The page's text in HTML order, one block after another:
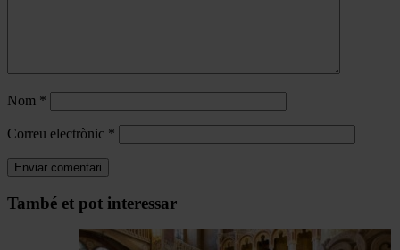
Nom *
Correu electrònic *
Navegar
També et pot interessar